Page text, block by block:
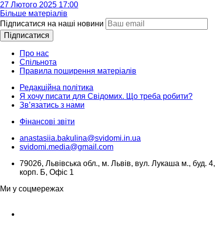
27 Лютого 2025 17:00
Більше матеріалів
Підписатися на наші новини
Підписатися
Про нас
Спільнота
Правила поширення матеріалів
Редакційна політика
Я хочу писати для Свідомих. Що треба робити?
Зв’язатись з нами
Фінансові звіти
anastasiia.bakulina@svidomi.in.ua
svidomi.media@gmail.com
79026, Львівська обл., м. Львів, вул. Лукаша м., буд. 4,
корп. Б, Офіс 1
Ми у соцмережах